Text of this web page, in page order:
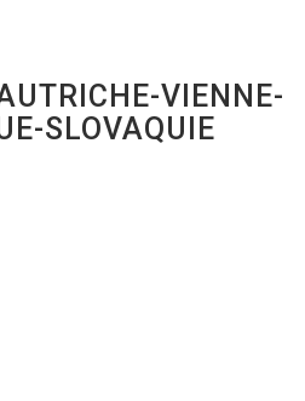
VIENNE-
SLOVAQUIE